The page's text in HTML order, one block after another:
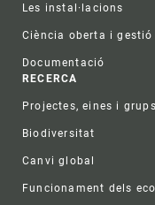
Les instal·lacions
Ciència oberta i
Documentació
RECERCA
Projectes, eines i
Biodiversitat
Canvi global
Funcionament dels